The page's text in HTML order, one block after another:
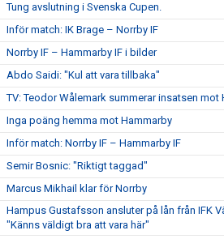
Tung avslutning i Svenska Cupen.
Inför match: IK Brage – Norrby IF
Norrby IF – Hammarby IF i bilder
Abdo Saidi: "Kul att vara tillbaka"
TV: Teodor Wålemark summerar insatsen mot
Inga poäng hemma mot Hammarby
Inför match: Norrby IF – Hammarby IF
Semir Bosnic: "Riktigt taggad"
Marcus Mikhail klar för Norrby
Hampus Gustafsson ansluter på lån från IFK
"Känns väldigt bra att vara här"